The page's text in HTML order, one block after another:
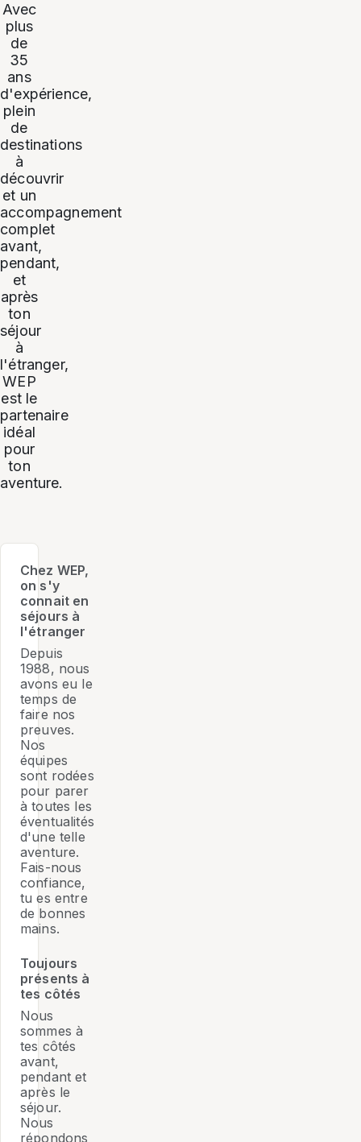
Avec
plus
de
35
ans
d'expérience,
plein
de
destinations
à
découvrir
et un
accompagnement
complet
avant,
pendant,
et
après
ton
séjour
à
l'étranger,
WEP
est le
partenaire
idéal
pour
ton
aventure.
Chez WEP,
on s'y
connait en
séjours à
l'étranger
Depuis
1988, nous
avons eu le
temps de
faire nos
preuves.
Nos
équipes
sont rodées
pour parer
à toutes les
éventualités
d'une telle
aventure.
Fais-nous
confiance,
tu es entre
de bonnes
mains.
Toujours
présents à
tes côtés
Nous
sommes à
tes côtés
avant,
pendant et
après le
séjour.
Nous
répondons